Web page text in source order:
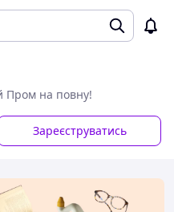
Пром на повну!
Зареєструватись